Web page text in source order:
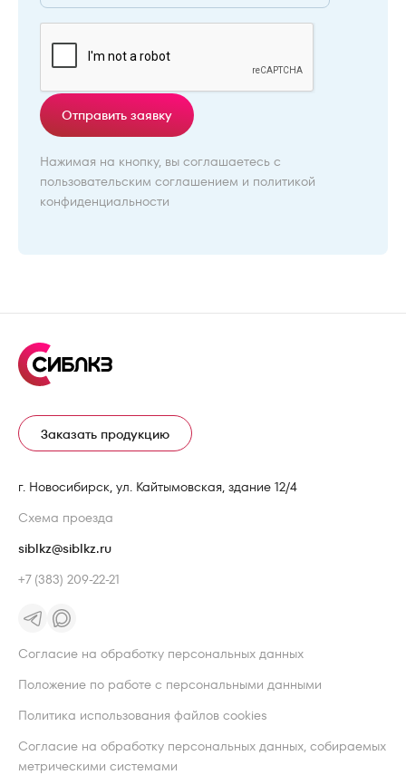
Отправить заявку
Нажимая на кнопку, вы соглашаетесь с
пользовательским соглашением и политикой
конфиденциальности
Заказать продукцию
г. Новосибирск, ул. Кайтымовская, здание 12/4
Схема проезда
siblkz@siblkz.ru
+7 (383) 209-22-21
Согласие на обработку персональных данных
Положение по работе с персональными данными
Политика использования файлов cookies
Согласие на обработку персональных данных, собираемых
метрическими системами